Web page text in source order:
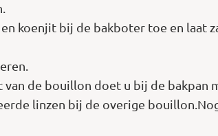
koenjit bij de bakboter toe en laat
de bouillon doet u bij de bakpan
linzen bij de overige